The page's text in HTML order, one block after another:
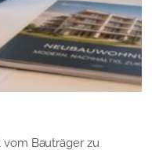
vom Bauträger zu